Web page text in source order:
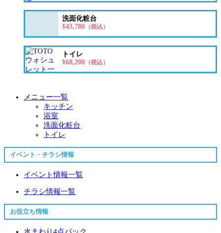
洗面化粧台
¥43,780（税込）
トイレ
¥68,200（税込）
メニュー一覧
キッチン
浴室
洗面化粧台
トイレ
イベント・チラシ情報
イベント情報一覧
チラシ情報一覧
お役立ち情報